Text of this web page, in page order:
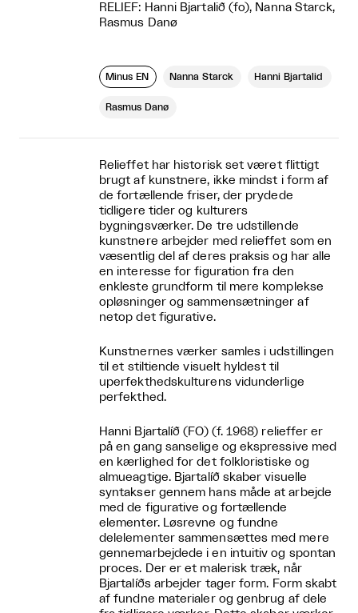
RELIEF: Hanni Bjartalið (fo), Nanna Starck,
Rasmus Danø
Minus ÉN Nanna Starck Hanni Bjartalid
Rasmus Danø
Relieffet har historisk set været flittigt
brugt af kunstnere, ikke mindst i form af
de fortællende friser, der prydede
tidligere tider og kulturers
bygningsværker. De tre udstillende
kunstnere arbejder med relieffet som en
væsentlig del af deres praksis og har alle
en interesse for figuration fra den
enkleste grundform til mere komplekse
opløsninger og sammensætninger af
netop det figurative.
Kunstnernes værker samles i udstillingen
til et stiltiende visuelt hyldest til
uperfekthedskulturens vidunderlige
perfekthed.
Hanni Bjartalíð (FO) (f. 1968) relieffer er
på en gang sanselige og ekspressive med
en kærlighed for det folkloristiske og
almueagtige. Bjartalíð skaber visuelle
syntakser gennem hans måde at arbejde
med de figurative og fortællende
elementer. Løsrevne og fundne
delelementer sammensættes med mere
gennemarbejdede i en intuitiv og spontan
proces. Der er et malerisk træk, når
Bjartalíðs arbejder tager form. Form skabt
af fundne materialer og genbrug af dele